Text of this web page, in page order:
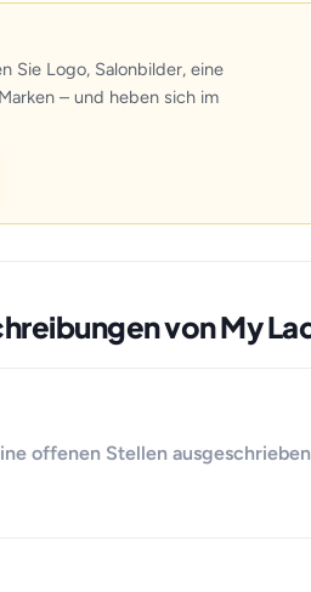
Sie Logo, Salonbilder, eine
– und heben sich im
von My
offenen Stellen